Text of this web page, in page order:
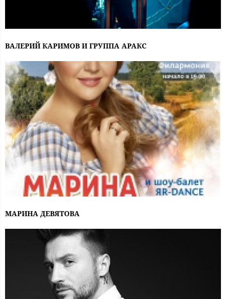
ВАЛЕРИЙ КАРИМОВ И ГРУППА АРАКС
МАРИНА ДЕВЯТОВА